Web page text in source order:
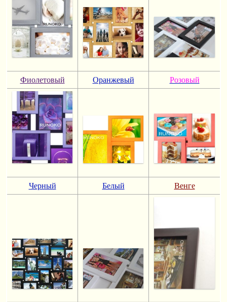
Фиолетовый Оранжевый Розовый
Черный Белый Венге